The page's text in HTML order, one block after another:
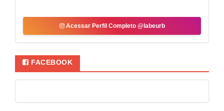
Acessar Perfil Completo @labeurb
FACEBOOK